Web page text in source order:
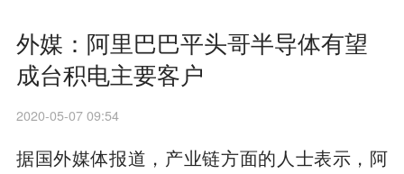
外媒：阿里巴巴平头哥半导体有望
成台积电主要客户
2020-05-07 09:54
据国外媒体报道，产业链方面的人士表示，阿